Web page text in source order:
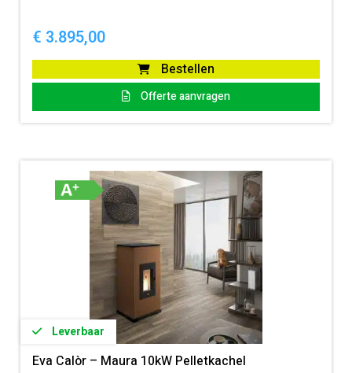
€ 3.895,00
Bestellen
Offerte aanvragen
Leverbaar
Eva Calòr – Maura 10kW Pelletkachel